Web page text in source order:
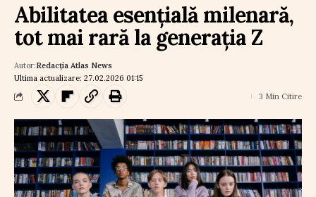
Abilitatea esențială milenară,
tot mai rară la generația Z
Ultima actualizare: 27.02.2026 01:15
Autor:Redacția Atlas News
3 Min Citire